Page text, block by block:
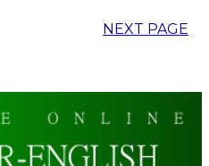
NEXT PAGE